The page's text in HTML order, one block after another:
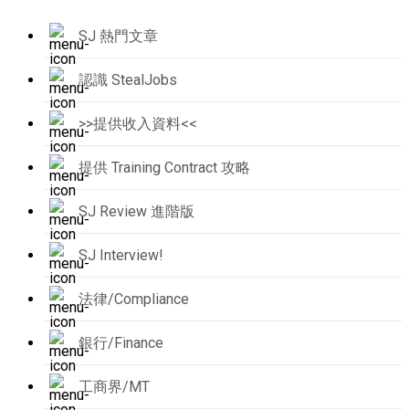
SJ 熱門文章
認識 StealJobs
>>提供收入資料<<
提供 Training Contract 攻略
SJ Review 進階版
SJ Interview!
法律/Compliance
銀行/Finance
工商界/MT